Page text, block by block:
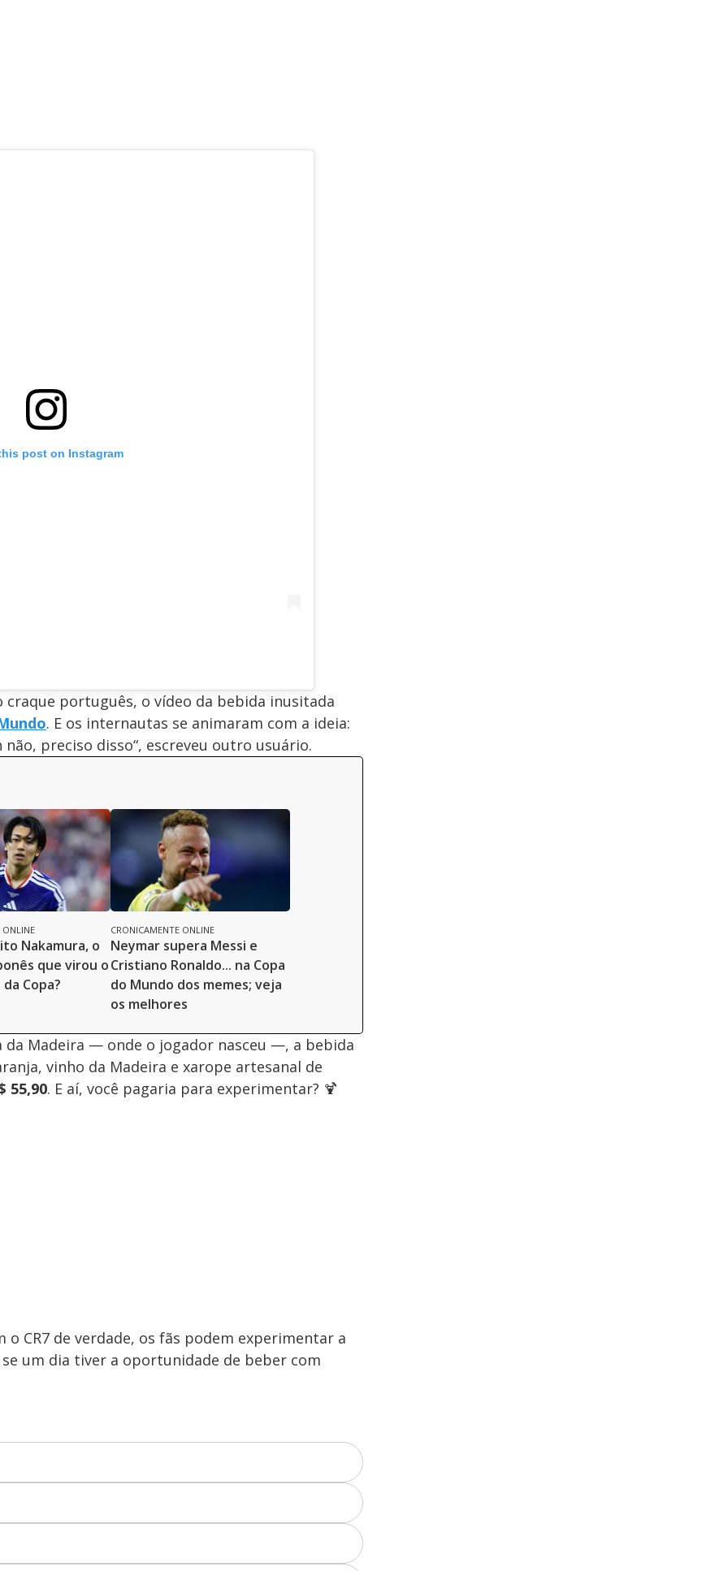
post on Instagram
craque português, o vídeo da bebida inusitada
. E os internautas se animaram com a ideia:
preciso disso“, escreveu outro usuário.
ONLINE
Nakamura, o
que virou o
Copa?
CRONICAMENTE ONLINE
Neymar supera Messi e
Cristiano Ronaldo... na Copa
do Mundo dos memes; veja
os melhores
da Madeira — onde o jogador nasceu —, a bebida
vinho da Madeira e xarope artesanal de
55,90. E aí, você pagaria para experimentar? 🍹
CR7 de verdade, os fãs podem experimentar a
um dia tiver a oportunidade de beber com